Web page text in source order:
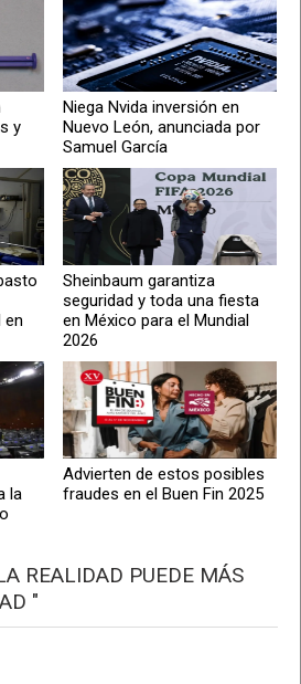
y
Niega Nvida inversión en
Nuevo León, anunciada por
Samuel García
en
Sheinbaum garantiza
seguridad y toda una fiesta
en México para el Mundial
2026
la
Advierten de estos posibles
fraudes en el Buen Fin 2025
REALIDAD PUEDE MÁS
"